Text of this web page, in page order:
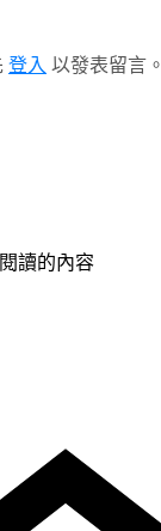
登入 以發表留言。
讀的內容